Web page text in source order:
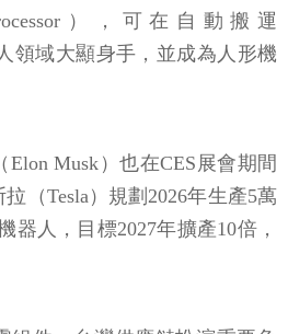
），可在自動搬運
領域大顯身手，並成為人形機
Musk）也在CES展會期間
（Tesla）規劃2026年生產5萬
器人，目標2027年擴產10倍，